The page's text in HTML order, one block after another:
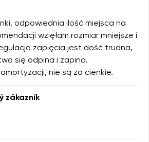
odpowiednia ilość miejsca na
wzięłam rozmiar mniejsze i
zapięcia jest dość trudna,
się odpina i zapina.
nie są za cienkie.
zákazník